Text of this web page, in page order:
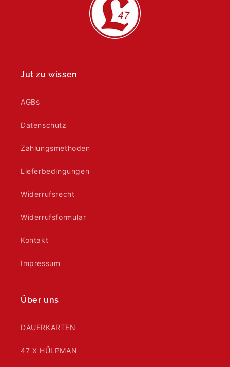
Jut zu wissen
AGBs
Datenschutz
Zahlungsmethoden
Lieferbedingungen
Widerrufsrecht
Widerrufsformular
Kontakt
Impressum
Über uns
DAUERKARTEN
47 X HÜLPMAN